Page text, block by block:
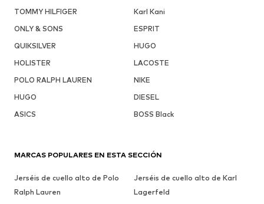
TOMMY HILFIGER
Karl Kani
ONLY & SONS
ESPRIT
QUIKSILVER
HUGO
HOLISTER
LACOSTE
POLO RALPH LAUREN
NIKE
HUGO
DIESEL
ASICS
BOSS Black
MARCAS POPULARES EN ESTA SECCIÓN
Jerséis de cuello alto de Polo
Ralph Lauren
Jerséis de cuello alto de Karl
Lagerfeld